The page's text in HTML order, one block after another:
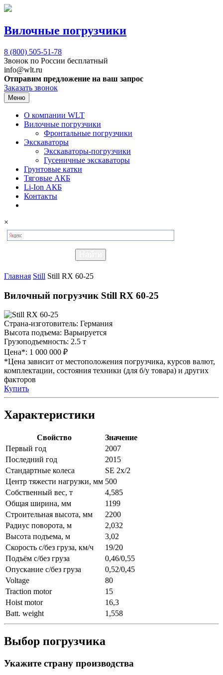
Вилочные погрузчики
8 (800) 505-51-78
Звонок по России бесплатный
info@wlt.ru
Отправим предложение на ваш запрос
Заказать звонок
Меню
О компании WLT
Вилочные погрузчики
Фронтальные погрузчики
Экскаваторы
Экскаваторы-погрузчики
Гусеничные экскаваторы
Грунтовые катки
Тяговые АКБ
Li-Ion АКБ
Контакты
×
Главная Still Still RX 60-25
Вилочный погрузчик Still RX 60-25
Страна-изготовитель: Германия
Высота подъема: Варьируется
Грузоподъемность: 2.5 т
Цена*: 1 000 000 ₽
*Цена зависит от местоположения погрузчика, курсов валют,
комплектации, состояния техники (для б/у товара) и других
факторов
Купить
Характеристики
Свойство
Значение
Первый год
2007
Последний год
2015
Стандартные колеса
SE 2x/2
Центр тяжести нагрузки, мм 500
Собственный вес, т
4,585
Общая ширина, мм
1199
Строительная высота, мм
2200
Радиус поворота, м
2,032
Высота подъема, м
3,02
Скорость с/без груза, км/ч
19/20
Подъём с/без груза
0,46/0,55
Опускание с/без груза
0,52/0,45
Voltage
80
Traction motor
15
Hoist motor
16,3
Batt. weight
1,558
Выбор погрузчика
Укажите страну производства